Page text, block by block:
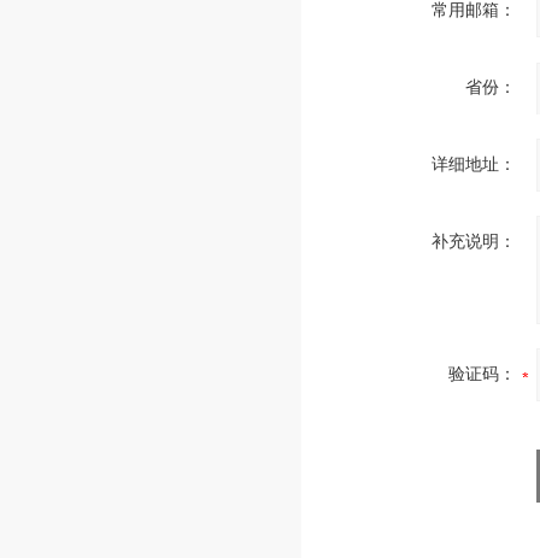
常用邮箱：
省份：
详细地址：
补充说明：
验证码：